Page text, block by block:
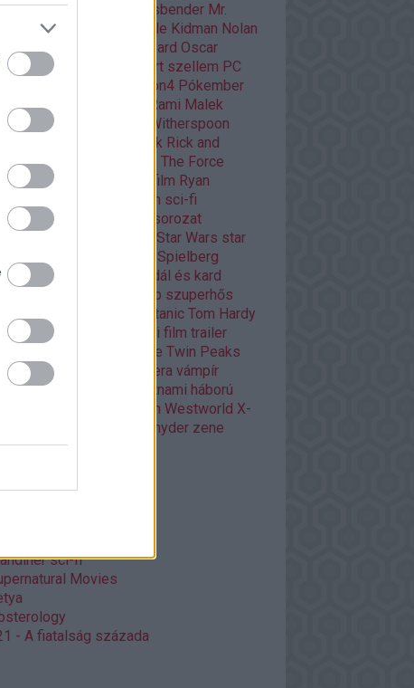
mese Michael Fassbender Mr.
musical Nicole Kidman Nolan
filmek
Orson Scott Card Oscar
várva
Páncélba zárt szellem PC
playstation4 Pókember
Quentin Tarantino
Rami Malek
Player One
Reese Witherspoon
retro filmek Rick and
Ridley Scott
Road to The Force
romantikus rövidfilm Ryan
Scarlett Johansson sci-fi
sorozat
Star Wars star
Steven Spielberg
szandál és kard
Születésnap szuperhős
titanic Tom Hardy
történelmi történelmi film trailer
True Detective Twin Peaks
kora
űropera vámpír
vietnami háború
western Westworld X-
Zack Snyder zene
sci-fi
Movies
- A fiatalság százada